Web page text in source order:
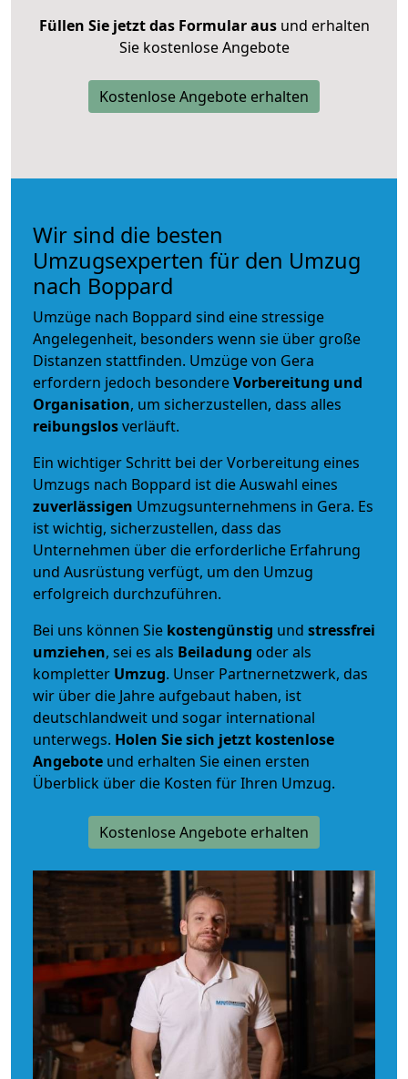
Füllen Sie jetzt das Formular ausund erhalten
Sie kostenlose Angebote
Kostenlose Angebote erhalten
Wir sind die besten
Umzugsexperten für den Umzug
nach Boppard
Umzüge nach Boppard sind eine stressige
Angelegenheit, besonders wenn sie über große
Distanzen stattfinden. Umzüge von Gera
erfordern jedoch besondereVorbereitung und
Organisation, um sicherzustellen, dass alles
reibungslosverläuft.
Ein wichtiger Schritt bei der Vorbereitung eines
Umzugs nach Boppard ist die Auswahl eines
zuverlässigen Umzugsunternehmens in Gera. Es
ist wichtig, sicherzustellen, dass das
Unternehmen über die erforderliche Erfahrung
und Ausrüstung verfügt, um den Umzug
erfolgreich durchzuführen.
Bei uns können Sie kostengünstig und stressfrei
umziehen, sei es als Beiladung oder als
kompletter Umzug. Unser Partnernetzwerk, das
wir über die Jahre aufgebaut haben, ist
deutschlandweit und sogar international
unterwegs. Holen Sie sich jetzt kostenlose
Angebote und erhalten Sie einen ersten
Überblick über die Kosten für Ihren Umzug.
Kostenlose Angebote erhalten